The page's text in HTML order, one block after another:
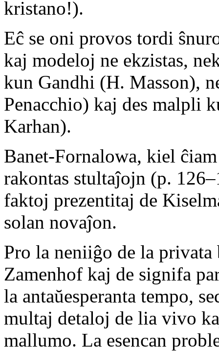
kristano!).
Eĉ se oni provos tordi
kaj modeloj ne ekzistas,
kun Gandhi (H. Masson),
Penacchio) kaj des malpli
Karhan).
Banet-Fornalowa, kiel
rakontas stultaĵojn (p.
faktoj prezentitaj de
solan novaĵon.
Pro la neniiĝo de la
Zamenhof kaj de signifa
la antaŭesperanta tempo,
multaj detaloj de lia vivo
mallumo. La esencan